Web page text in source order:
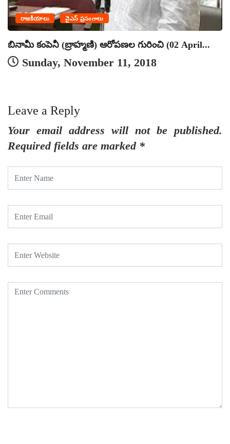
రాజకీయాలు వైఎస్ ప్రసంగాలు
బినామీ కంపెనీ (బ్రాహ్మణి) ఆరోపణల గురించి (02 April...
Sunday, November 11, 2018
Leave a Reply
Your email address will not be published.
Required fields are marked *